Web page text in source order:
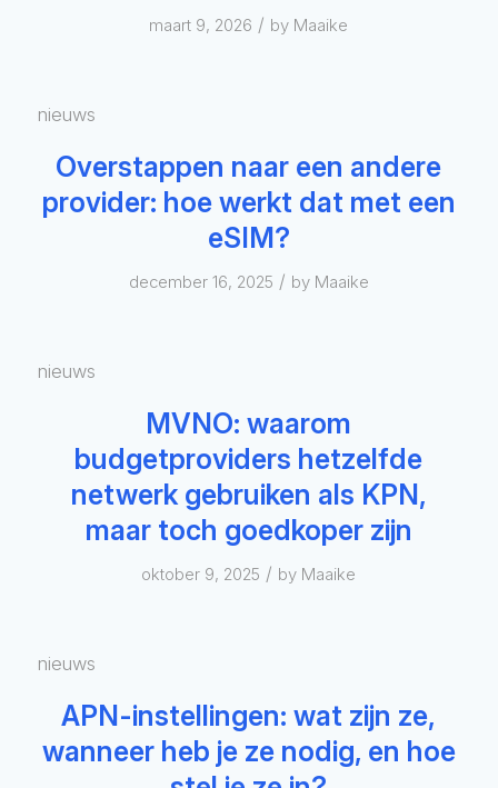
maart 9, 2026 / by Maaike
nieuws
Overstappen naar een andere
provider: hoe werkt dat met een
eSIM?
december 16, 2025 / by Maaike
nieuws
MVNO: waarom
budgetproviders hetzelfde
netwerk gebruiken als KPN,
maar toch goedkoper zijn
oktober 9, 2025 / by Maaike
nieuws
APN-instellingen: wat zijn ze,
wanneer heb je ze nodig, en hoe